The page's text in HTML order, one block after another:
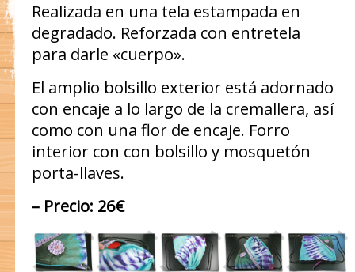
Realizada en una tela estampada en
degradado. Reforzada con entretela
para darle «cuerpo».
El amplio bolsillo exterior está adornado
con encaje a lo largo de la cremallera, así
como con una flor de encaje. Forro
interior con con bolsillo y mosquetón
porta-llaves.
– Precio: 26€